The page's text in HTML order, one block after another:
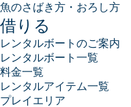
魚のさばき方・おろし方
借りる
レンタルボートのご案内
レンタルボート一覧
料金一覧
レンタルアイテム一覧
プレイエリア